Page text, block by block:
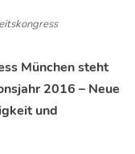
München steht
2016 – Neue
und